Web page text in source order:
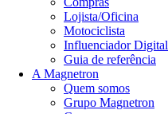
Lojista/Oficina
Motociclista
Influenciador Digital
Guia de referência
A Magnetron
Quem somos
Grupo Magnetron